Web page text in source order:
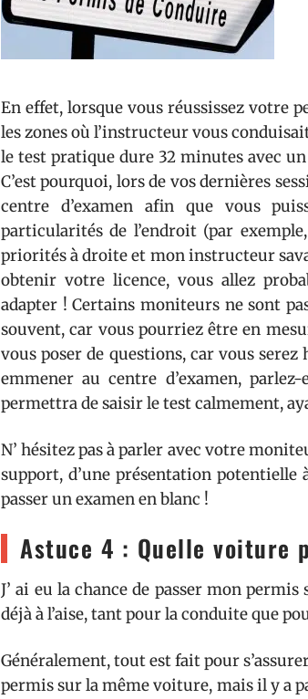
En effet, lorsque vous réussissez votre
les zones où l’instructeur vous
le test pratique dure 32 minutes avec
C’est pourquoi, lors de vos dernières
centre d’examen afin que vous
particularités de l’endroit (par
priorités à droite et mon instructeur
obtenir votre licence, vous allez
adapter ! Certains moniteurs ne sont
souvent, car vous pourriez être en
vous poser de questions, car vous
emmener au centre d’examen,
permettra de saisir le test calmement,
N’ hésitez pas à parler avec votre
support, d’une présentation potentielle
passer un examen en blanc !
Astuce 4 : Quelle voiture
J’ ai eu la chance de passer mon
déjà à l’aise, tant pour la conduite que
Généralement, tout est fait pour
permis sur la même voiture, mais il y a